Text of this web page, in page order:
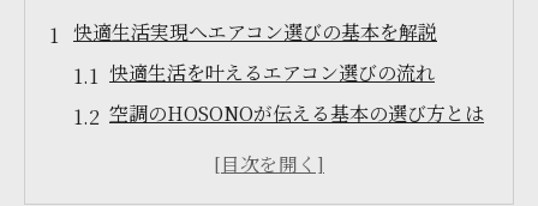
快適生活実現へエアコン選びの基本を解説
快適生活を叶えるエアコン選びの流れ
空調のHOSONOが伝える基本の選び方とは
エアコン選びの失敗を防ぐ重要ポイント